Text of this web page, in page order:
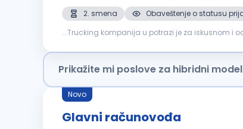
2. smena
Obaveštenje o statusu
Prikažite mi poslove za hibridni
Novo
Glavni računovođa